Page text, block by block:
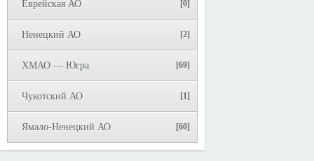
Еврейская АО [0]
Ненецкий АО [2]
ХМАО — Югра [69]
Чукотский АО [1]
Ямало-Ненецкий АО [60]